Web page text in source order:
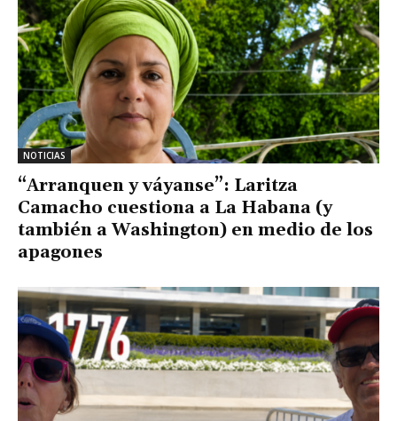
NOTICIAS
“Arranquen y váyanse”: Laritza
Camacho cuestiona a La Habana (y
también a Washington) en medio de los
apagones